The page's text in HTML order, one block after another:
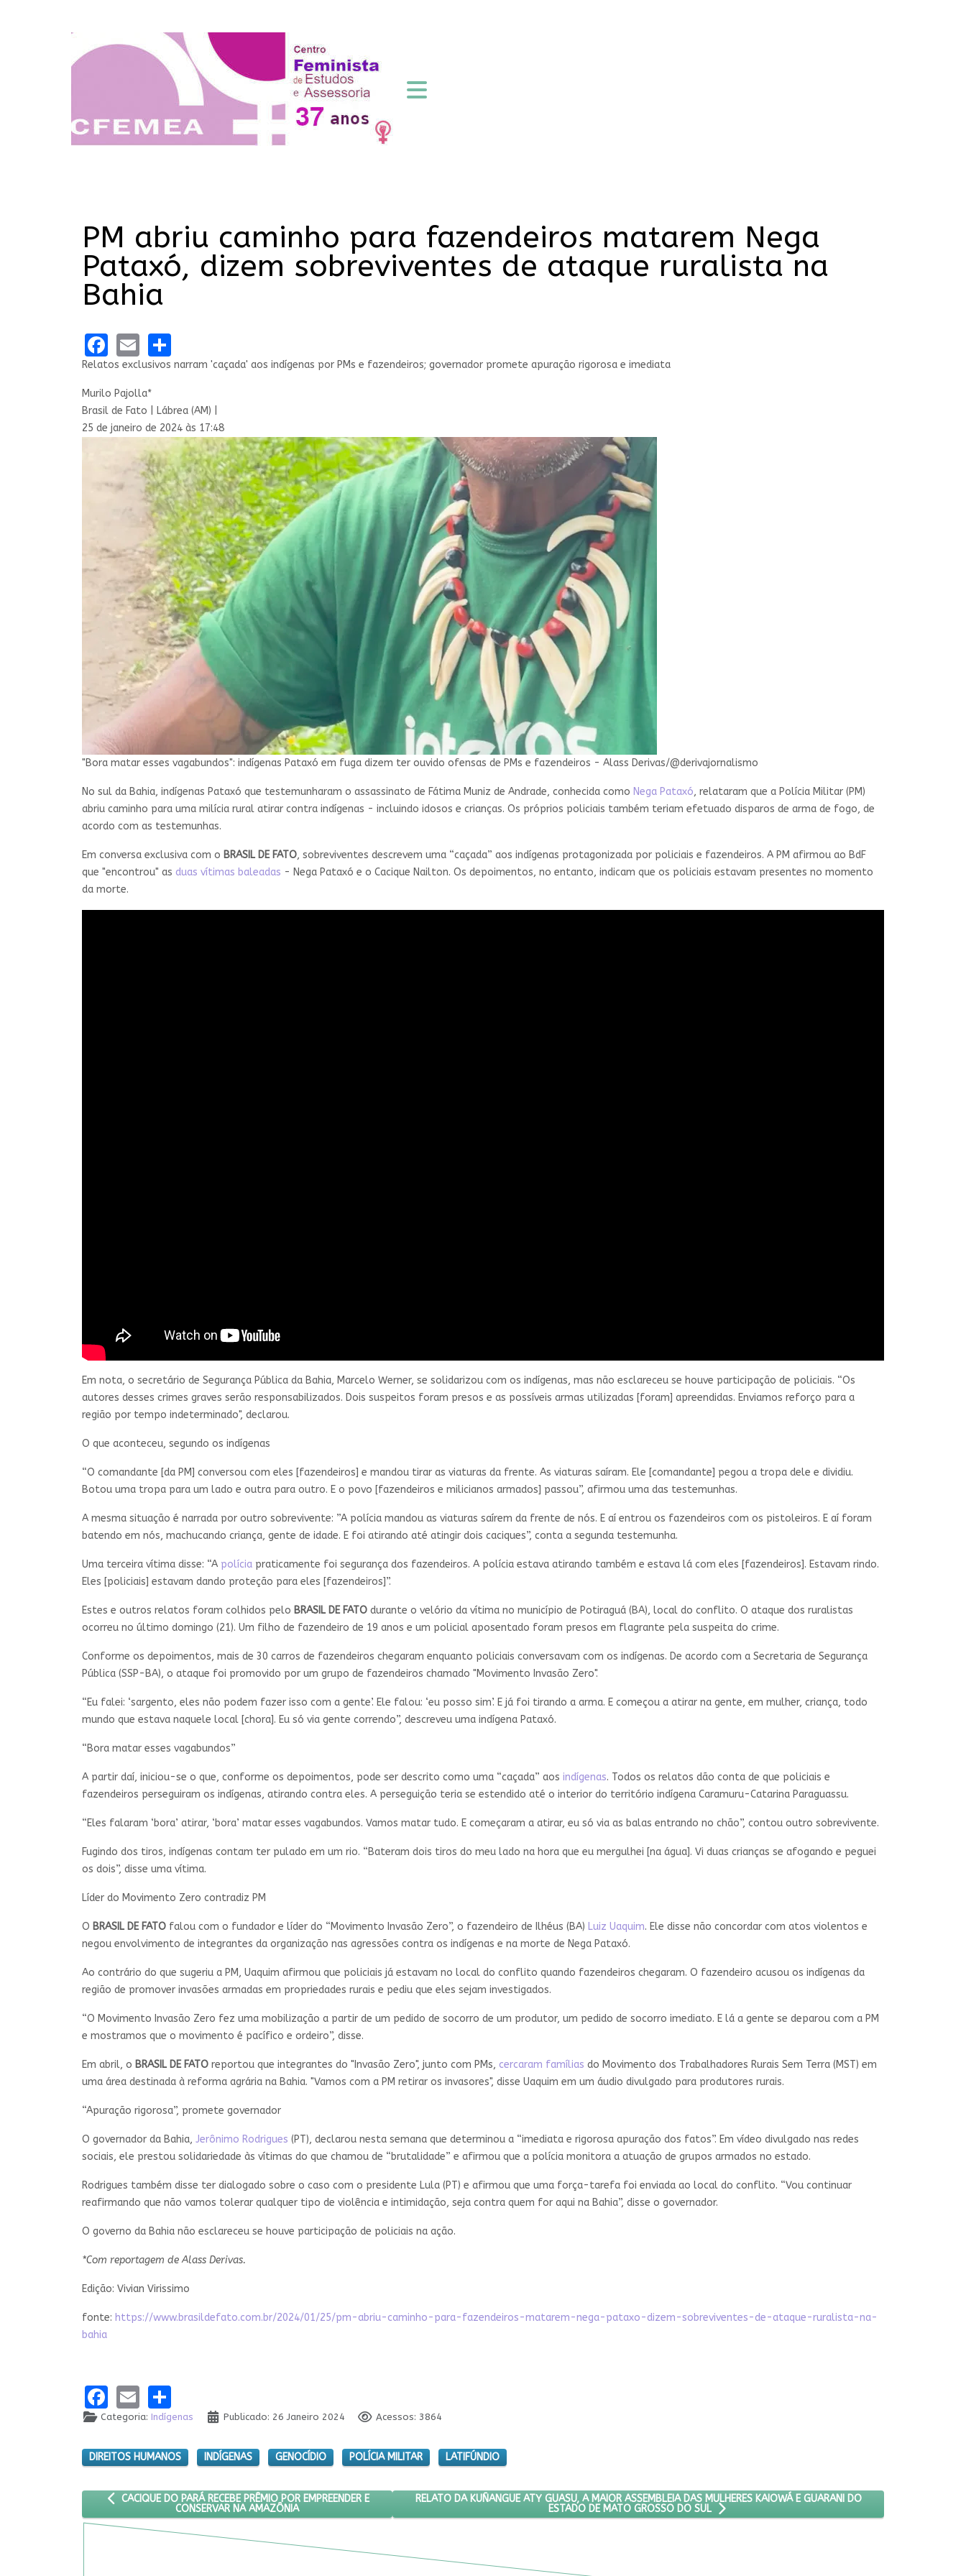
PM abriu caminho para fazendeiros matarem Nega
Pataxó, dizem sobreviventes de ataque ruralista na
Bahia
Facebook
Email
Relatos exclusivos narram 'caçada' aos indígenas por PMs e fazendeiros; governador promete apuração rigorosa e imediata
Murilo Pajolla*
Brasil de Fato | Lábrea (AM) |
25 de janeiro de 2024 às 17:48
"Bora matar esses vagabundos": indígenas Pataxó em fuga dizem ter ouvido ofensas de PMs e fazendeiros - Alass Derivas/@derivajornalismo
No sul da Bahia, indígenas Pataxó que testemunharam o assassinato de Fátima Muniz de Andrade, conhecida como Nega Pataxó, relataram que a Polícia Militar (PM)
abriu caminho para uma milícia rural atirar contra indígenas - incluindo idosos e crianças. Os próprios policiais também teriam efetuado disparos de arma de fogo, de
acordo com as testemunhas.
Em conversa exclusiva com o BRASIL DE FATO, sobreviventes descrevem uma “caçada” aos indígenas protagonizada por policiais e fazendeiros. A PM afirmou ao BdF
que "encontrou" as duas vítimas baleadas - Nega Pataxó e o Cacique Nailton. Os depoimentos, no entanto, indicam que os policiais estavam presentes no momento
da morte.
Em nota, o secretário de Segurança Pública da Bahia, Marcelo Werner, se solidarizou com os indígenas, mas não esclareceu se houve participação de policiais. “Os
autores desses crimes graves serão responsabilizados. Dois suspeitos foram presos e as possíveis armas utilizadas [foram] apreendidas. Enviamos reforço para a
região por tempo indeterminado", declarou.
O que aconteceu, segundo os indígenas
“O comandante [da PM] conversou com eles [fazendeiros] e mandou tirar as viaturas da frente. As viaturas saíram. Ele [comandante] pegou a tropa dele e dividiu.
Botou uma tropa para um lado e outra para outro. E o povo [fazendeiros e milicianos armados] passou”, afirmou uma das testemunhas.
A mesma situação é narrada por outro sobrevivente: ​​”A polícia mandou as viaturas saírem da frente de nós. E aí entrou os fazendeiros com os pistoleiros. E aí foram
batendo em nós, machucando criança, gente de idade. E foi atirando até atingir dois caciques”, conta a segunda testemunha.
Uma terceira vítima disse: “A polícia praticamente foi segurança dos fazendeiros. A polícia estava atirando também e estava lá com eles [fazendeiros]. Estavam rindo.
Eles [policiais] estavam dando proteção para eles [fazendeiros]”.
Estes e outros relatos foram colhidos pelo BRASIL DE FATO durante o velório da vítima no município de Potiraguá (BA), local do conflito. O ataque dos ruralistas
ocorreu no último domingo (21). Um filho de fazendeiro de 19 anos e um policial aposentado foram presos em flagrante pela suspeita do crime.
Conforme os depoimentos, mais de 30 carros de fazendeiros chegaram enquanto policiais conversavam com os indígenas. De acordo com a Secretaria de Segurança
Pública (SSP-BA), o ataque foi promovido por um grupo de fazendeiros chamado "Movimento Invasão Zero".
“Eu falei: ‘sargento, eles não podem fazer isso com a gente’. Ele falou: ‘eu posso sim’. E já foi tirando a arma. E começou a atirar na gente, em mulher, criança, todo
mundo que estava naquele local [chora]. Eu só via gente correndo”, descreveu uma indígena Pataxó.
“Bora matar esses vagabundos”
A partir daí, iniciou-se o que, conforme os depoimentos, pode ser descrito como uma “caçada” aos indígenas. Todos os relatos dão conta de que policiais e
fazendeiros perseguiram os indígenas, atirando contra eles. A perseguição teria se estendido até o interior do território indígena Caramuru-Catarina Paraguassu.
“Eles falaram ‘bora’ atirar, ‘bora’ matar esses vagabundos. Vamos matar tudo. E começaram a atirar, eu só via as balas entrando no chão”, contou outro sobrevivente.
Fugindo dos tiros, indígenas contam ter pulado em um rio. “Bateram dois tiros do meu lado na hora que eu mergulhei [na água]. Vi duas crianças se afogando e peguei
os dois”, disse uma vítima.
Líder do Movimento Zero contradiz PM
O BRASIL DE FATO falou com o fundador e líder do “Movimento Invasão Zero”, o fazendeiro de Ilhéus (BA) Luiz Uaquim. Ele disse não concordar com atos violentos e
negou envolvimento de integrantes da organização nas agressões contra os indígenas e na morte de Nega Pataxó.
Ao contrário do que sugeriu a PM, Uaquim afirmou que policiais já estavam no local do conflito quando fazendeiros chegaram. O fazendeiro acusou os indígenas da
região de promover invasões armadas em propriedades rurais e pediu que eles sejam investigados.
“O Movimento Invasão Zero fez uma mobilização a partir de um pedido de socorro de um produtor, um pedido de socorro imediato. E lá a gente se deparou com a PM
e mostramos que o movimento é pacífico e ordeiro”, disse.
Em abril, o BRASIL DE FATO reportou que integrantes do "Invasão Zero", junto com PMs, cercaram famílias do Movimento dos Trabalhadores Rurais Sem Terra (MST) em
uma área destinada à reforma agrária na Bahia. "Vamos com a PM retirar os invasores", disse Uaquim em um áudio divulgado para produtores rurais.
“Apuração rigorosa”, promete governador
O governador da Bahia, Jerônimo Rodrigues (PT), declarou nesta semana que determinou a “imediata e rigorosa apuração dos fatos”. Em vídeo divulgado nas redes
sociais, ele prestou solidariedade às vítimas do que chamou de “brutalidade” e afirmou que a polícia monitora a atuação de grupos armados no estado.
Rodrigues também disse ter dialogado sobre o caso com o presidente Lula (PT) e afirmou que uma força-tarefa foi enviada ao local do conflito. “Vou continuar
reafirmando que não vamos tolerar qualquer tipo de violência e intimidação, seja contra quem for aqui na Bahia”, disse o governador.
O governo da Bahia não esclareceu se houve participação de policiais na ação.
*Com reportagem de Alass Derivas.
Edição: Vivian Virissimo
fonte: https://www.brasildefato.com.br/2024/01/25/pm-abriu-caminho-para-fazendeiros-matarem-nega-pataxo-dizem-sobreviventes-de-ataque-ruralista-na-
bahia
Facebook
Email
Categoria: Indígenas Publicado: 26 Janeiro 2024 Acessos: 3864
DIREITOS HUMANOS INDÍGENAS GENOCÍDIO POLÍCIA MILITAR LATIFÚNDIO
ARTIGO ANTERIOR: CACIQUE DO PARÁ RECEBE PRÊMIO POR EMPREENDER E CONSERVAR NA AMAZÔNIA
CACIQUE DO PARÁ RECEBE PRÊMIO POR EMPREENDER E
CONSERVAR NA AMAZÔNIA
PRÓXIMO ARTIGO: RELATO DA KUÑANGUE ATY GUASU, A MAIOR ASSEMBLEIA DAS MULHERES KAIOWÁ E GUARANI DO
RELATO DA KUÑANGUE ATY GUASU, A MAIOR ASSEMBLEIA DAS MULHERES KAIOWÁ E GUARANI DO
ESTADO DE MATO GROSSO DO SUL